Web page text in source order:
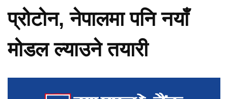
प्रोटोन, नेपालमा पनि नयाँ
मोडल ल्याउने तयारी